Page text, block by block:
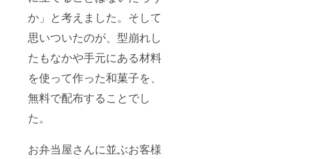
か」と考えました。そして
思いついたのが、型崩れし
たもなかや手元にある材料
を使って作った和菓子を、
無料で配布することでし
た。
お弁当屋さんに並ぶお客様